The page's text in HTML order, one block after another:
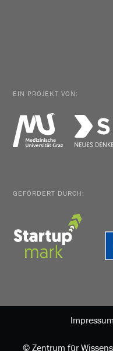
EIN PROJEKT VON:
GEFÖRDERT DURCH:
Impressum
© Zentrum für